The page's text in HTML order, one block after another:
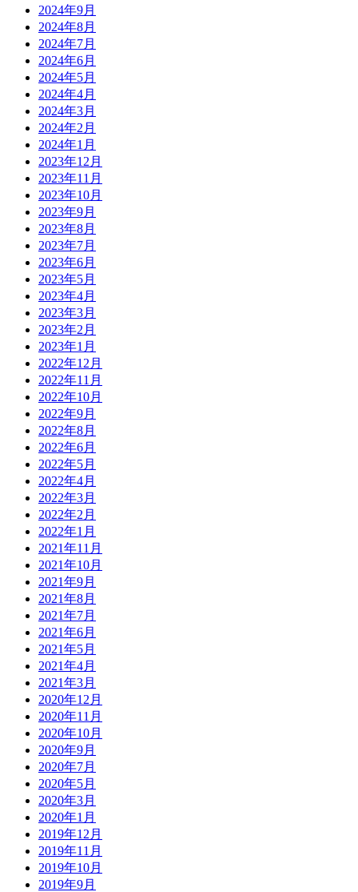
2024年9月
2024年8月
2024年7月
2024年6月
2024年5月
2024年4月
2024年3月
2024年2月
2024年1月
2023年12月
2023年11月
2023年10月
2023年9月
2023年8月
2023年7月
2023年6月
2023年5月
2023年4月
2023年3月
2023年2月
2023年1月
2022年12月
2022年11月
2022年10月
2022年9月
2022年8月
2022年6月
2022年5月
2022年4月
2022年3月
2022年2月
2022年1月
2021年11月
2021年10月
2021年9月
2021年8月
2021年7月
2021年6月
2021年5月
2021年4月
2021年3月
2020年12月
2020年11月
2020年10月
2020年9月
2020年7月
2020年5月
2020年3月
2020年1月
2019年12月
2019年11月
2019年10月
2019年9月